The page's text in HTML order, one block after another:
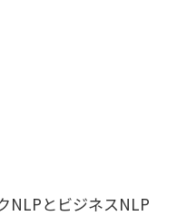
NLPとビジネスNLP